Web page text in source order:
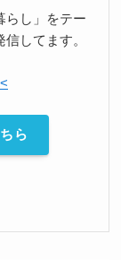
らし」をテー
してます。
ら